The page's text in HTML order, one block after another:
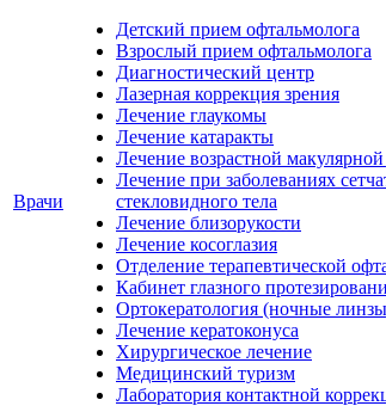
Врачи
Детский прием офтальмолога
Взрослый прием офтальмолога
Диагностический центр
Лазерная коррекция зрения
Лечение глаукомы
Лечение катаракты
Лечение возрастной
Лечение при заболеваниях
стекловидного тела
Лечение близорукости
Лечение косоглазия
Отделение терапевтической
Кабинет глазного
Ортокератология (ночные
Лечение кератоконуса
Хирургическое лечение
Медицинский туризм
Лаборатория контактной